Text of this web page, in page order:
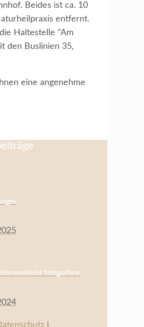
Beides ist ca. 10
entfernt.
Haltestelle "Am
den Buslinien 35,
eine angenehme
fotografiere.